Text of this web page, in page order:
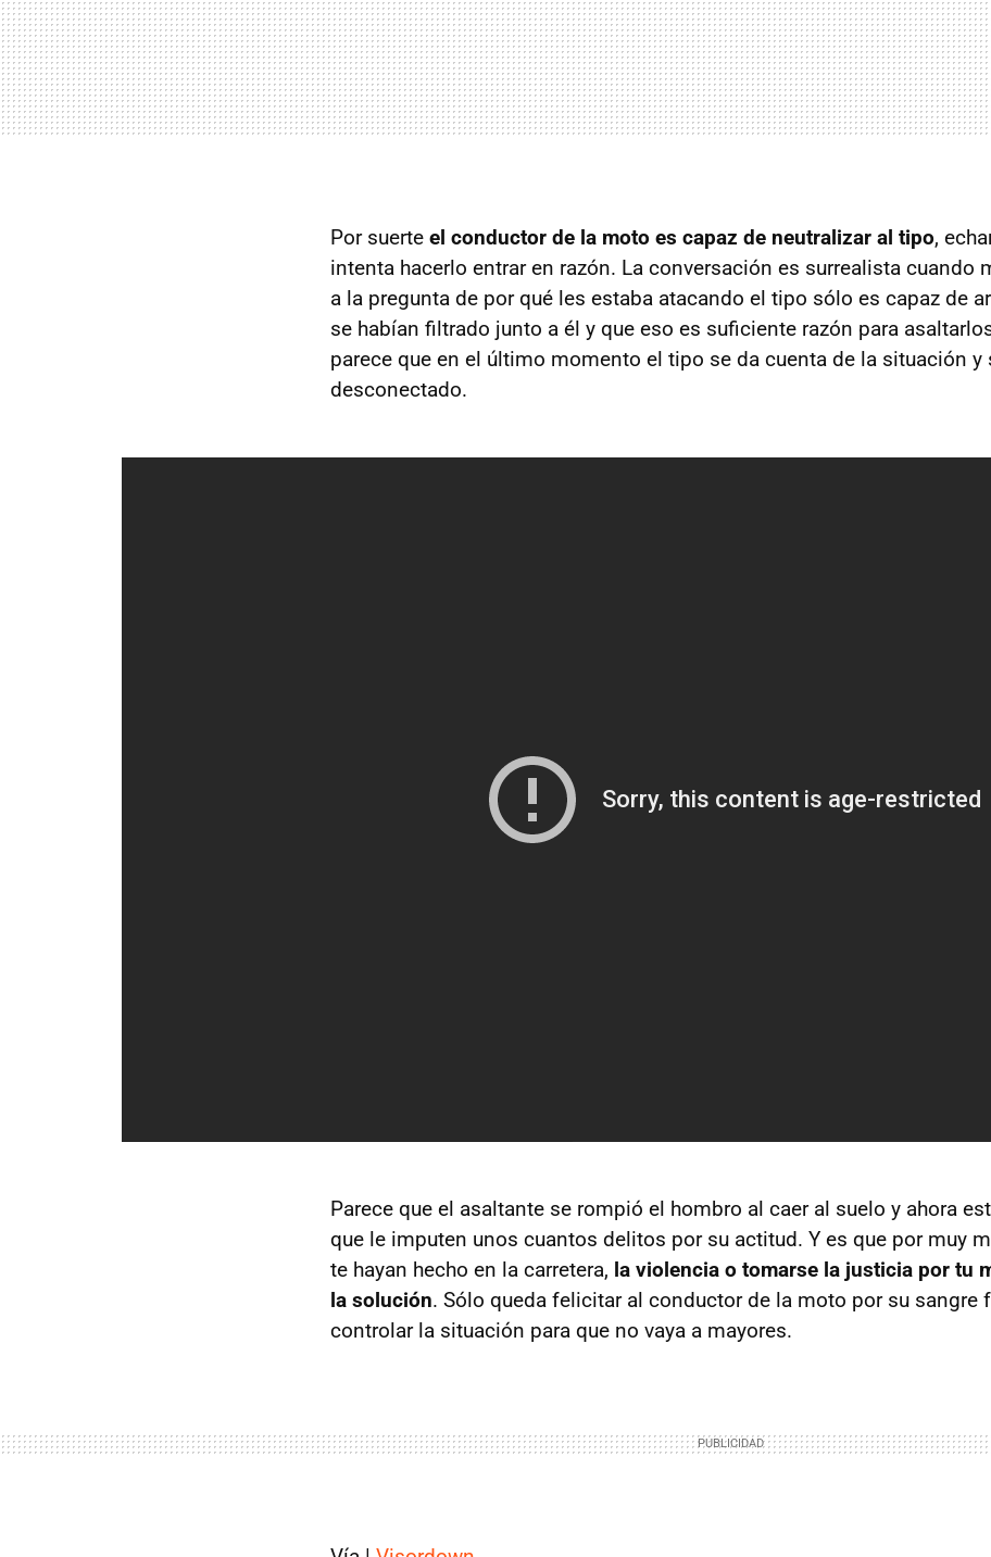
Por suerte el conductor de la moto es capaz de neutralizar al tipo,
intenta hacerlo entrar en razón. La conversación es surrealista cuando
a la pregunta de por qué les estaba atacando el tipo sólo es capaz de
se habían filtrado junto a él y que eso es suficiente razón para
parece que en el último momento el tipo se da cuenta de la situación y
desconectado.
Parece que el asaltante se rompió el hombro al caer al suelo y ahora
que le imputen unos cuantos delitos por su actitud. Y es que por muy
te hayan hecho en la carretera, la violencia o tomarse la justicia por tu
la solución. Sólo queda felicitar al conductor de la moto por su sangre
controlar la situación para que no vaya a mayores.